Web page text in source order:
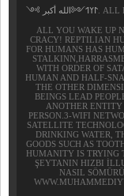
𐰃𐰠𐰯༺الله أكبر ༻. ALL
ALL YOU WAKE UP
CRACY! REPTILIAN
FOR HUMANS HAS
WITH ORDER OF
HUMAN AND HALF-
THE OTHER
BEINGS LEAD
ANOTHER
PERSON.3-WIFI
SATELLITE
DRINKING WATER,
GOODS SUCH AS
HUMANITY IS TRYING
ŞEYTANIN HIZBI
NASIL